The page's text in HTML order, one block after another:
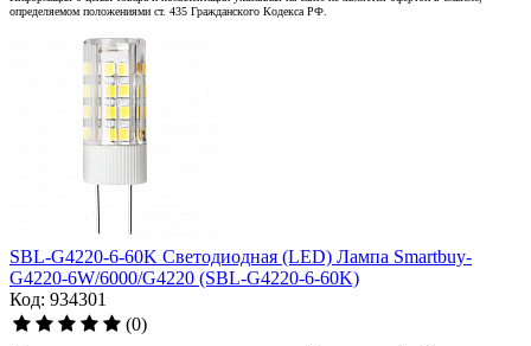
определяемом положениями ст. 435 Гражданского Кодекса РФ.
SBL-G4220-6-60K Светодиодная (LED) Лампа Smartbuy-
G4220-6W/6000/G4220 (SBL-G4220-6-60K)
Код: 934301
(0)